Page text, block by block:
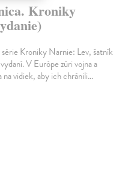
Kroniky
Kroniky Narnie: Lev, šatník
V Európe zúri vojna a
na vidiek, aby ich chránili…